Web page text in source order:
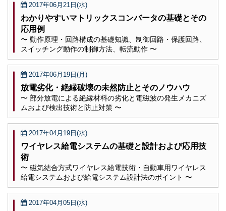
2017年06月21日(水)
わかりやすいマトリックスコンバータの基礎とその
応用例
〜 動作原理・回路構成の基礎知識、制御回路・保護回路、
スイッチング動作の制御方法、転流動作 〜
2017年06月19日(月)
放電劣化・絶縁破壊の未然防止とそのノウハウ
〜 部分放電による絶縁材料の劣化と電磁波の発生メカニズ
ムおよび検出技術と防止対策 〜
2017年04月19日(水)
ワイヤレス給電システムの基礎と設計および応用技
術
〜 磁気結合方式ワイヤレス給電技術・自動車用ワイヤレス
給電システムおよび給電システム設計法のポイント 〜
2017年04月05日(水)